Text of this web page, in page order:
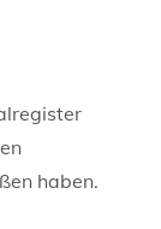
haben.